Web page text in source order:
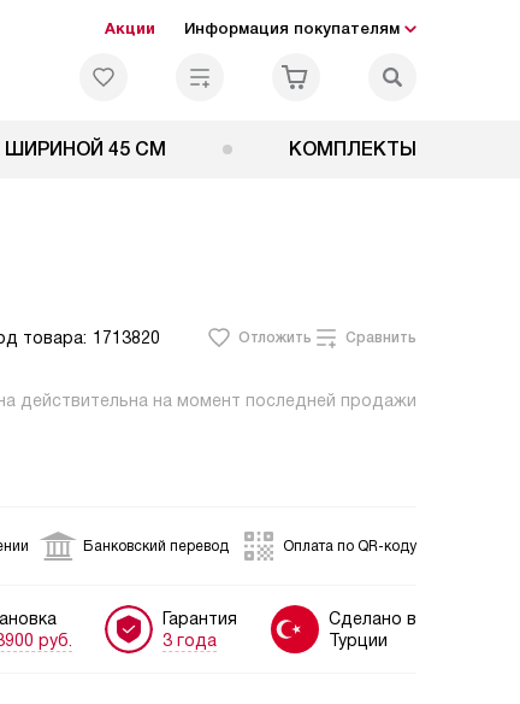
Акции Информация покупателям
45 СМ КОМПЛЕКТЫ
товара: 1713820 Отложить Сравнить
действительна на момент последней продажи
Банковский перевод Оплата по QR-коду
руб.
Гарантия
3 года
Сделано в
Турции